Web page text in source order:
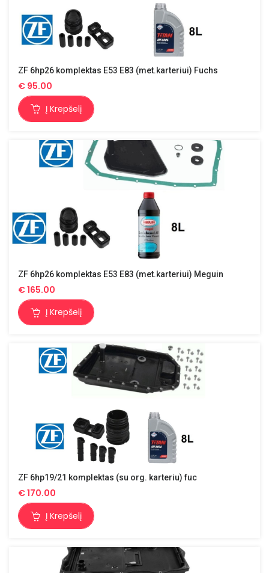
ZF 6hp26 komplektas E53 E83 (met.karteriui) Fuchs
€ 95.00
Į Krepšelį
ZF 6hp26 komplektas E53 E83 (met.karteriui) Meguin
€165.00
Į Krepšelį
ZF 6hp19/21 komplektas (su org. karteriu) fuc
€170.00
Į Krepšelį